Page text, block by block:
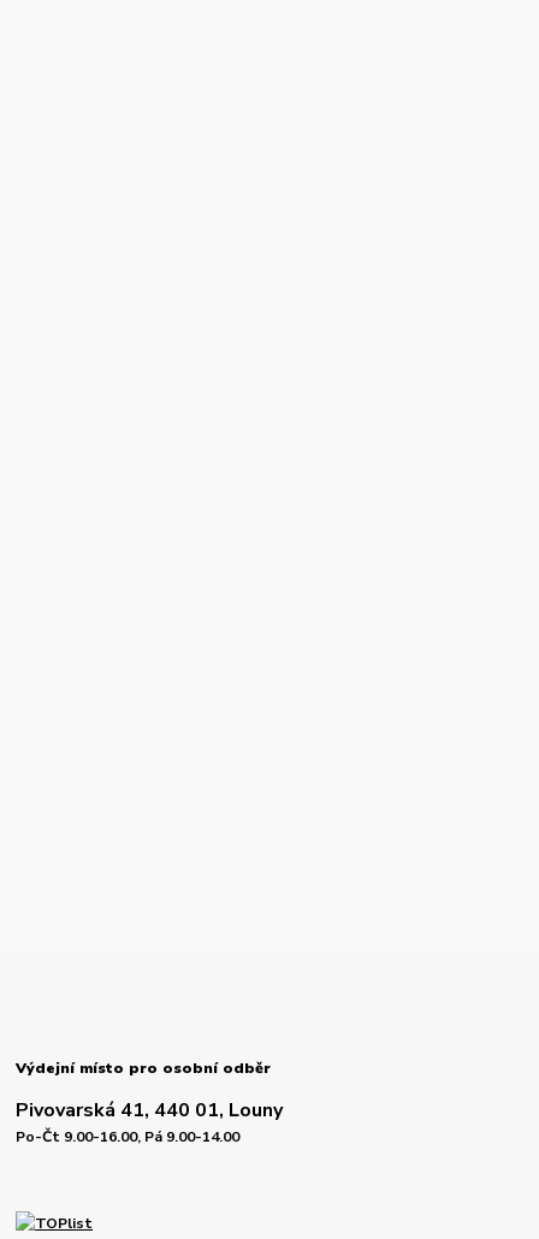
Výdejní místo pro osobní odběr
Pivovarská 41, 440 01, Louny
Po-Čt 9.00-16.00, Pá 9.00-14.00